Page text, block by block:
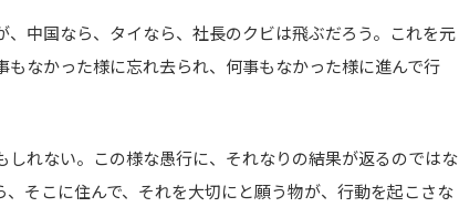
中国なら、タイなら、社長のクビは飛ぶだろう。これを元
なかった様に忘れ去られ、何事もなかった様に進んで行
れない。この様な愚行に、それなりの結果が返るのではな
そこに住んで、それを大切にと願う物が、行動を起こさな